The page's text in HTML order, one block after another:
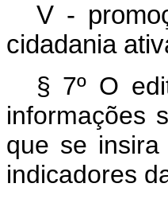
V -
cidadania
§ 7º O
informações
que se
indicadores